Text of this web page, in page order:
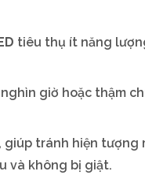
tiêu thụ ít năng
giờ hoặc thậm
giúp tránh hiện tượng
và không bị giật.